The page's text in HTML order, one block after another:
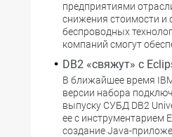
предприятиями
снижения стоимости и
беспроводных
компаний смогут
DB2 «свяжут» с
В ближайшее время
версии набора
выпуску СУБД DB2
ее с инструментарием
создание Java-